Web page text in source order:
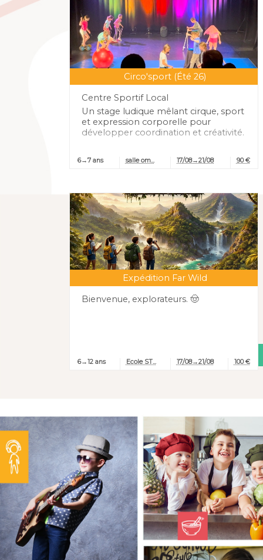
Circo'sport (Été 26)
Centre Sportif Local
Un stage ludique mêlant cirque, sport
et expression corporelle pour
développer coordination et créativité.
6→7 ans salle om... 17/08→21/08 90 €
1 place!
Expédition Far Wild
Bienvenue, explorateurs. 🤠
6→12 ans Ecole ST... 17/08→21/08 100 €